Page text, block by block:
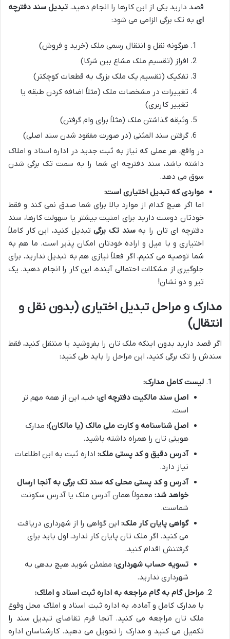
قصد دارید یکی از این کارها را انجام دهید، تبدیل سند دفترچه
ای به تک برگی الزامی می شود:
هرگونه نقل و انتقال رسمی ملک (خرید و فروش)
افراز (تقسیم ملک مشاع بین شرکا)
تفکیک (تقسیم یک ملک بزرگ به قطعات کوچکتر)
تغییرات در مشخصات ملک (مثلاً اضافه کردن طبقه یا
تغییر کاربری)
وثیقه گذاشتن ملک (مثلاً برای وام گرفتن)
گرفتن سند المثنی (در صورت مفقود شدن سند اصلی)
در واقع، هر عملی که نیاز به ثبت جدید در اداره اسناد و املاک
داشته باشد، سند دفترچه ای شما را به سمت تک برگی شدن
سوق می دهد.
مواردی که تبدیل اختیاری است:
اما اگر هیچ کدام از موارد بالا برای شما صدق نمی کند و فقط
خودتان دوست دارید برای امنیت بیشتر یا سهولت کارها، سند
دفترچه ای تان را بهسند تک برگیتبدیل کنید، این کار کاملاً
اختیاری و با میل و اراده خودتان امکان پذیر است. ما هم به
شما توصیه می کنیم، اگر فعلاً نیازی هم به تبدیل ندارید، برای
جلوگیری از مشکلات احتمالی آینده، این کار را انجام دهید. یک
تیر و دو نشان!
مدارک و مراحل تبدیل اختیاری (بدون نقل و
انتقال)
اگر قصد دارید بدون اینکه ملک تان را بفروشید یا منتقل کنید، فقط
سندش را تک برگی کنید، این مراحل را باید طی کنید:
لیست کامل مدارک:
اصل سند مالکیت دفترچه ای: خب، این از همه مهم تر
است.
اصل شناسنامه و کارت ملی مالک (یا مالکان): مدارک
هویتی تان را همراه داشته باشید.
آدرس دقیق و کد پستی ملک: اداره ثبت به این اطلاعات
نیاز دارد.
آدرس و کد پستی محلی که سند تک برگی به آنجا ارسال
خواهد شد: معمولاً همان آدرس ملک یا آدرس سکونت
شماست.
گواهی پایان کار ملک: این گواهی را از شهرداری دریافت
می کنید. اگر ملک تان پایان کار ندارد، اول باید برای
گرفتنش اقدام کنید.
تسویه حساب شهرداری: مطمئن شوید هیچ بدهی به
شهرداری ندارید.
مراحل گام به گام مراجعه به اداره ثبت اسناد و املاک:
با مدارک کامل و آماده، به اداره ثبت اسناد و املاک محل وقوع
ملک تان مراجعه می کنید. آنجا فرم تقاضای تبدیل سند را
تکمیل می کنید و مدارک را تحویل می دهید. کارشناسان اداره